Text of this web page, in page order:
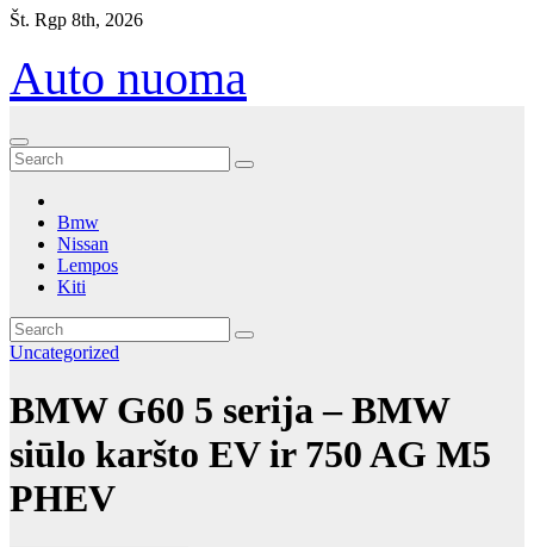
Eiti
turinio
Št. Rgp 8th, 2026
Auto nuoma
Bmw
Nissan
Lempos
Kiti
Uncategorized
BMW G60 5 serija – BMW
siūlo karšto EV ir 750 AG M5
PHEV